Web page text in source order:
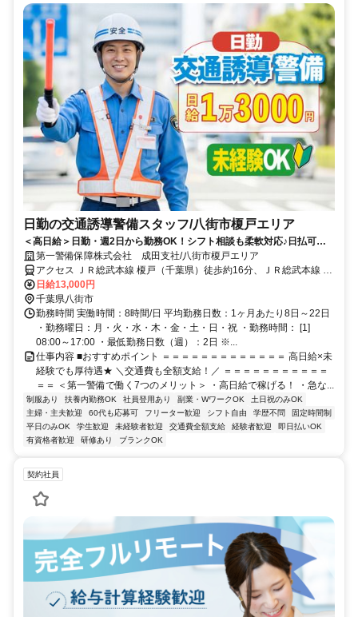
日勤の交通誘導警備スタッフ/八街市榎戸エリア
＜高日給＞日勤・週2日から勤務OK！シフト相談も柔軟対応♪日払可◎
未経験歓迎★
第一警備保障株式会社 成田支社/八街市榎戸エリア
アクセス ＪＲ総武本線 榎戸（千葉県）徒歩約16分、ＪＲ総武本線 南
酒々井徒歩約48分、ＪＲ総武本線 八街北口徒歩約49分 直行直帰OK
＊交通費全額支給＊
日給13,000円
千葉県八街市
勤務時間 実働時間：8時間/日 平均勤務日数：1ヶ月あたり8日～22日
・勤務曜日：月・火・水・木・金・土・日・祝 ・勤務時間： [1]
08:00～17:00 ・最低勤務日数（週）：2日 ※...
仕事内容 ■おすすめポイント ＝＝＝＝＝＝＝＝＝＝＝＝＝ 高日給×未
経験でも厚待遇★ ＼交通費も全額支給！／ ＝＝＝＝＝＝＝＝＝＝＝
＝＝ ＜第一警備で働く7つのメリット＞ ・高日給で稼げる！ ・急な...
制服あり 扶養内勤務OK 社員登用あり 副業・WワークOK
土日祝のみOK
主婦・主夫歓迎
60代も応募可 フリーター歓迎 シフト自由 学歴不問
固定時間制
平日のみOK
学生歓迎 未経験者歓迎 交通費全額支給 経験者歓迎
即日払いOK
有資格者歓迎
研修あり ブランクOK
契約社員